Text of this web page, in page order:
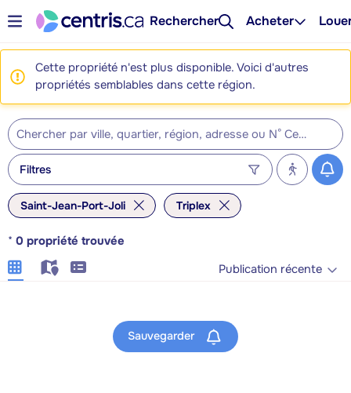
Rechercher Acheter
Cette propriété n'est plus disponible. Voici d'autres
propriétés semblables dans cette région.
Filtres
Saint-Jean-Port-Joli Triplex
* 0 propriété trouvée
Publication récente
Sauvegarder